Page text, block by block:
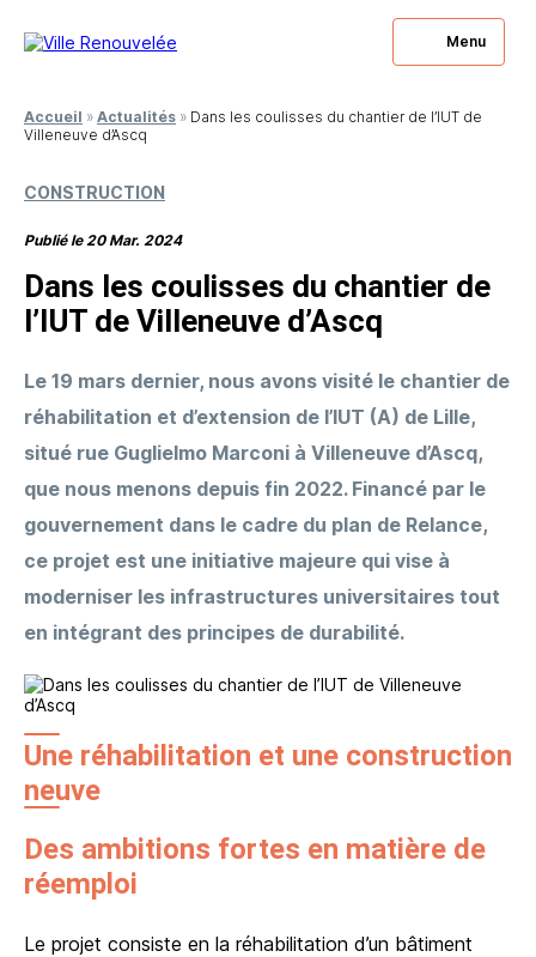
Menu
Accueil » Actualités » Dans les coulisses du chantier de l’IUT de
Villeneuve d’Ascq
CONSTRUCTION
Publié le 20 Mar. 2024
Dans les coulisses du chantier de
l’IUT de Villeneuve d’Ascq
Le 19 mars dernier, nous avons visité le chantier de
réhabilitation et d’extension de l’IUT (A) de Lille,
situé rue Guglielmo Marconi à Villeneuve d’Ascq,
que nous menons depuis fin 2022. Financé par le
gouvernement dans le cadre du plan de Relance,
ce projet est une initiative majeure qui vise à
moderniser les infrastructures universitaires tout
en intégrant des principes de durabilité.
Une réhabilitation et une construction
neuve
Des ambitions fortes en matière de
réemploi
Le projet consiste en la réhabilitation d’un bâtiment
être rappelé ?
Laissez-nous votre numéro, nous nous engageons à
vous rappeler.
J’accepte que les informations saisies soient utilisées et
conservées dans le cadre de ma demande d’information
Vos informations seront utilisées uniquement par notre société et restent
voir notre politique de confidentialité
Envoyer mon message
à nous poser ?
Laissez-nous votre numéro, nous nous engageons à
vous répondre.
J’accepte que les informations saisies soient utilisées et
et de la relation commerciale